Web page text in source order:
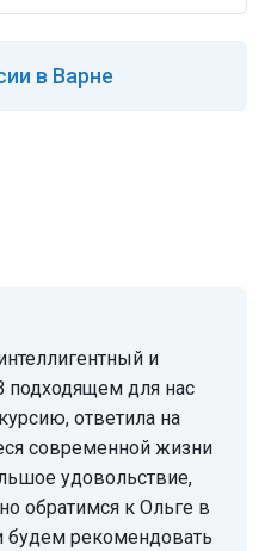
в Варне
подходящем для нас
ответила на
современной жизни
удовольствие,
обратимся к Ольге в
рекомендовать